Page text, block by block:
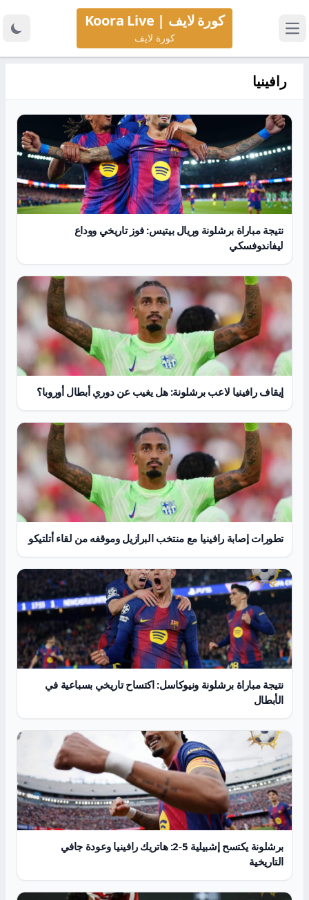
كورة لايف | Koora Live
كورة لايف
رافينيا
نتيجة مباراة برشلونة وريال بيتيس: فوز تاريخي ووداع
ليفاندوفسكي
إيقاف رافينيا لاعب برشلونة: هل يغيب عن دوري أبطال أوروبا؟
تطورات إصابة رافينيا مع منتخب البرازيل وموقفه من لقاء أتلتيكو
نتيجة مباراة برشلونة ونيوكاسل: اكتساح تاريخي بسباعية في
الأبطال
برشلونة يكتسح إشبيلية 5-2: هاتريك رافينيا وعودة جافي
التاريخية